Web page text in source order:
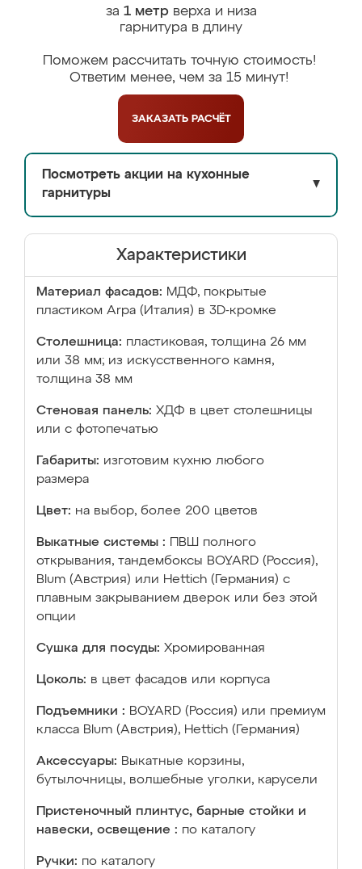
за 1 метрверха и низа
гарнитура в длину
Поможем рассчитать точную стоимость!
Ответим менее, чем за 15 минут!
ЗАКАЗАТЬ РАСЧЁТ
Посмотреть акции на кухонные
гарнитуры
▼
Характеристики
Материал фасадов: МДФ, покрытые
пластиком Arpa (Италия) в 3D-кромке
Столешница: пластиковая, толщина 26 мм
или 38 мм; из искусственного камня,
толщина 38 мм
Стеновая панель: ХДФ в цвет столешницы
или с фотопечатью
Габариты: изготовим кухню любого
размера
Цвет: на выбор, более 200 цветов
Выкатные системы :
ПВШ полного
открывания, тандембоксы BOYARD (Россия),
Blum (Австрия) или Hettich (Германия) с
плавным закрыванием дверок или без этой
опции
Сушка для посуды: Хромированная
Цоколь: в цвет фасадов или корпуса
Подъемники : BOYARD (Россия) или премиум
класса Blum (Австрия), Hettich (Германия)
Аксессуары: Выкатные корзины,
бутылочницы, волшебные уголки, карусели
Пристеночный плинтус, барные стойки и
навески, освещение : по каталогу
Ручки: по каталогу